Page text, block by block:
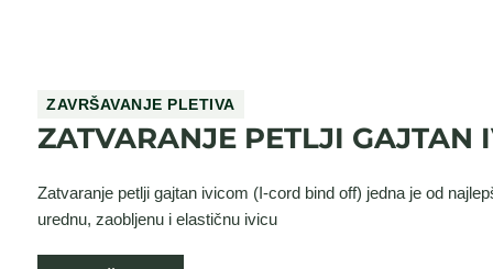
ZAVRŠAVANJE PLETIVA
ZATVARANJE PETLJI GAJTAN
Zatvaranje petlji gajtan ivicom (I-cord bind off) jedna je od
urednu, zaobljenu i elastičnu ivicu